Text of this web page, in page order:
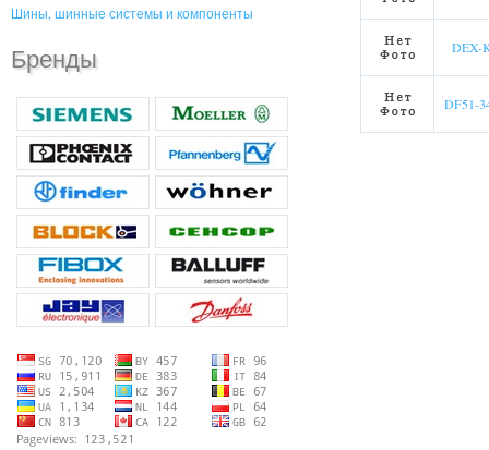
Шины, шинные системы и компоненты
Бренды DEX-
DF51-